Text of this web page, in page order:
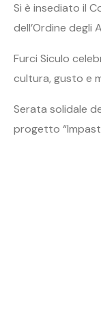
Si è insediato il
dell’Ordine degli
Furci Siculo
cultura, gusto e
Serata solidale
progetto